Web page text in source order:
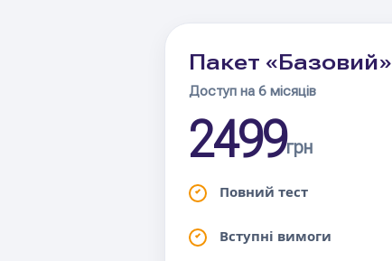
Пакет «Базовий»
Доступ на 6 місяців
2499грн
Повний тест
Вступні вимоги